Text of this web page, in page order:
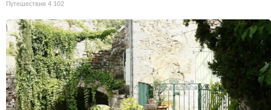
Путешествия 4 102